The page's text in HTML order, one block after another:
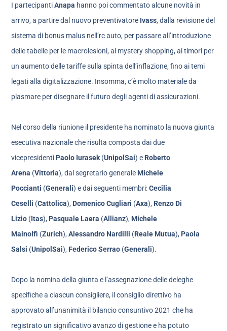
I partecipantiAnapa hanno poi commentato alcune novità in
arrivo, a partire dal nuovo preventivatore Ivass, dalla revisione del
sistema di bonus malus nell’rc auto, per passare all’introduzione
delle tabelle per le macrolesioni, al mystery shopping, ai timori per
un aumento delle tariffe sulla spinta dell’inflazione, fino ai temi
legati alla digitalizzazione. Insomma, c’è molto materiale da
plasmare per disegnare il futuro degli agenti di assicurazioni.
Nel corso della riunione il presidente ha nominato la nuova giunta
esecutiva nazionale che risulta composta dai due
vicepresidenti Paolo Iurasek (UnipolSai) e Roberto
Arena (Vittoria), dal segretario generale Michele
Poccianti (Generali) e dai seguenti membri:Cecilia
Ceselli (Cattolica), Domenico Cugliari (Axa), Renzo Di
Lizio (Itas), Pasquale Laera (Allianz), Michele
Mainolfi (Zurich),Alessandro Nardilli (Reale Mutua), Paola
Salsi (UnipolSai), Federico Serrao (Generali).
Dopo la nomina della giunta e l’assegnazione delle deleghe
specifiche a ciascun consigliere, il consiglio direttivo ha
approvato all’unanimità il bilancio consuntivo 2021 che ha
registrato un significativo avanzo di gestione e ha potuto